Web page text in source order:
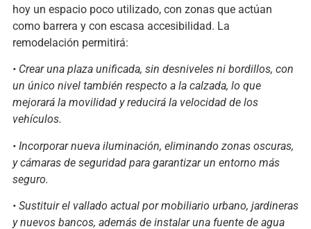
hoy un espacio poco utilizado, con zonas que actúan
como barrera y con escasa accesibilidad. La
remodelación permitirá:
• Crear una plaza unificada, sin desniveles ni bordillos, con
un único nivel también respecto a la calzada, lo que
mejorará la movilidad y reducirá la velocidad de los
vehículos.
• Incorporar nueva iluminación, eliminando zonas oscuras,
y cámaras de seguridad para garantizar un entorno más
seguro.
• Sustituir el vallado actual por mobiliario urbano, jardineras
y nuevos bancos, además de instalar una fuente de agua